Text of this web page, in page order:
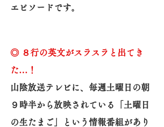
エピソードです。
◎ ８行の英文がスラスラと出てき
た…！
山陰放送テレビに、毎週土曜日の朝
９時半から放映されている「土曜日
の生たまご」という情報番組があり